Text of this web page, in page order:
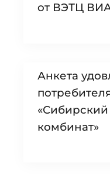
от ВЭТЦ
Анкета
комбинат»